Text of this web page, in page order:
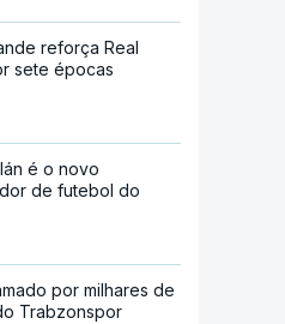
reforça Real
sete épocas
é o novo
de futebol do
por milhares de
Trabzonspor